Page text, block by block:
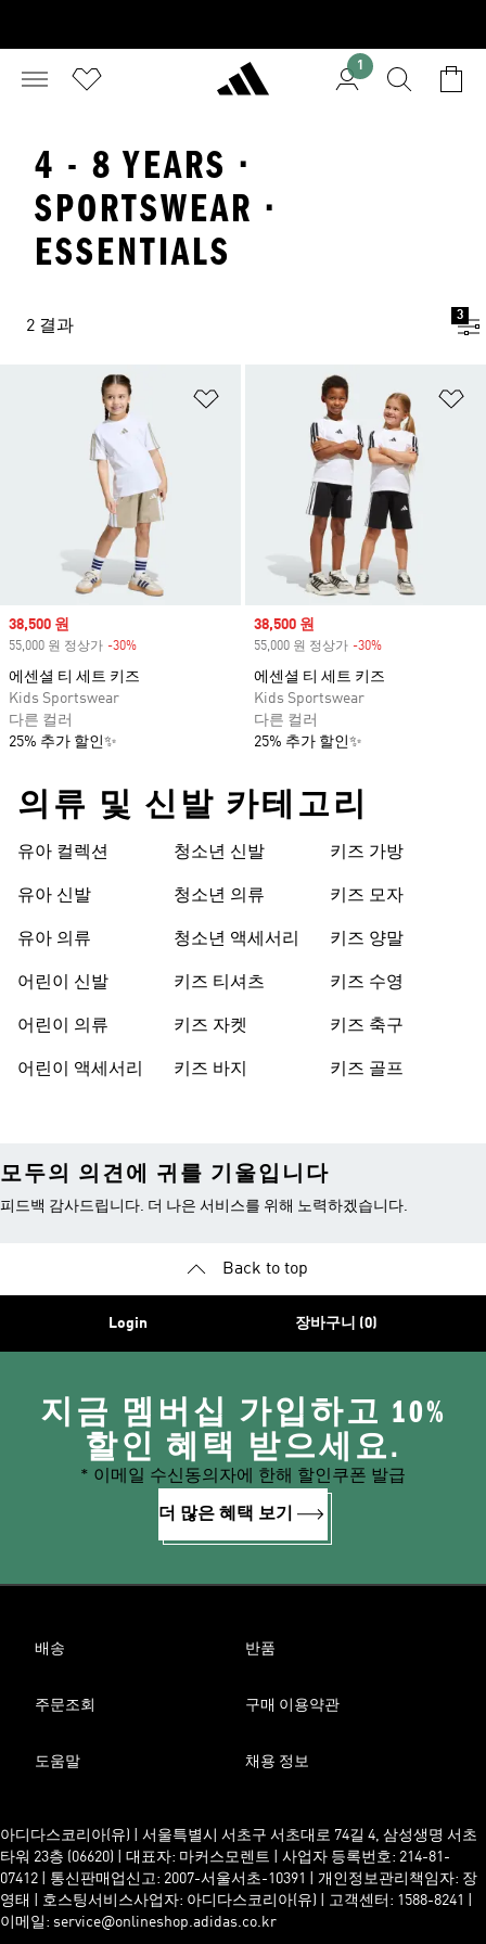
1
4 - 8 YEARS ·
SPORTSWEAR ·
ESSENTIALS
2 결과
3
위시리스트 담기
Sale price
38,500 원
55,000 원 정상가 -30%
에센셜 티 세트 키즈
Kids Sportswear
다른 컬러
25% 추가 할인✨
Sale price
38,500 원
55,000 원 정상가 -30%
에센셜 티 세트 키즈
Kids Sportswear
다른 컬러
25% 추가 할인✨
의류 및 신발 카테고리
유아 컬렉션
유아 신발
유아 의류
어린이 신발
어린이 의류
어린이 액세서리
청소년 신발
청소년 의류
청소년 액세서리
키즈 티셔츠
키즈 자켓
키즈 바지
키즈 가방
키즈 모자
키즈 양말
키즈 수영
키즈 축구
키즈 골프
모두의 의견에 귀를 기울입니다
피드백 감사드립니다. 더 나은 서비스를 위해 노력하겠습니다.
Back to top
Login 장바구니 (0)
지금 멤버십 가입하고 10%
할인 혜택 받으세요.
* 이메일 수신동의자에 한해 할인쿠폰 발급
더 많은 혜택 보기
배송 반품
주문조회 구매 이용약관
도움말 채용 정보
아디다스코리아(유) | 서울특별시 서초구 서초대로 74길 4, 삼성생명 서초
타워 23층 (06620) | 대표자: 마커스모렌트 | 사업자 등록번호: 214-81-
07412 | 통신판매업신고: 2007-서울서초-10391 | 개인정보관리책임자: 장
영태 | 호스팅서비스사업자: 아디다스코리아(유) | 고객센터: 1588-8241 |
이메일: service@onlineshop.adidas.co.kr